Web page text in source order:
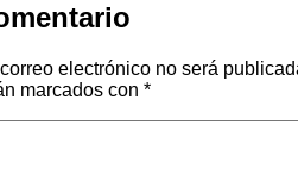
electrónico no será
marcados con *